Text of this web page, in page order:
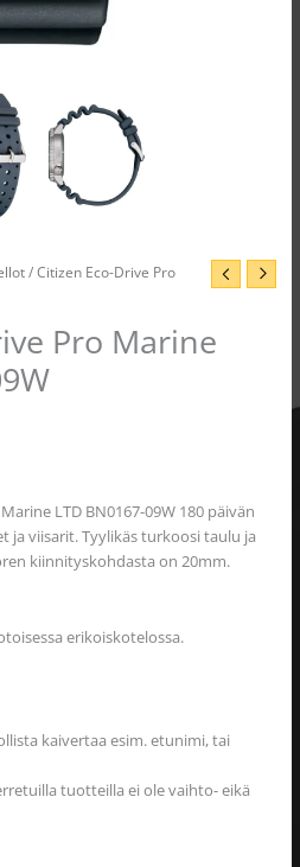
/ Citizen Eco-Drive Pro
Pro Marine
LTD BN0167-09W 180 päivän
ja viisarit. Tyylikäs turkoosi taulu ja
kiinnityskohdasta on 20mm.
erikoiskotelossa.
kaivertaa esim. etunimi, tai
tuotteilla ei ole vaihto- eikä